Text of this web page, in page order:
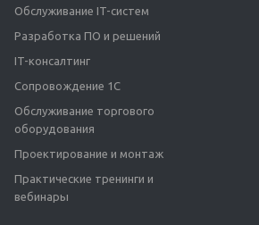
Обслуживание IT-систем
Разработка ПО и решений
IT-консалтинг
Сопровождение 1С
Обслуживание торгового
оборудования
Проектирование и монтаж
Практические тренинги и
вебинары